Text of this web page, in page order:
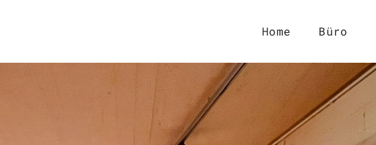
Home Büro